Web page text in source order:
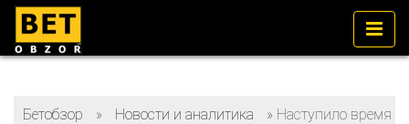
Бетобзор » Новости и аналитика » Наступило время